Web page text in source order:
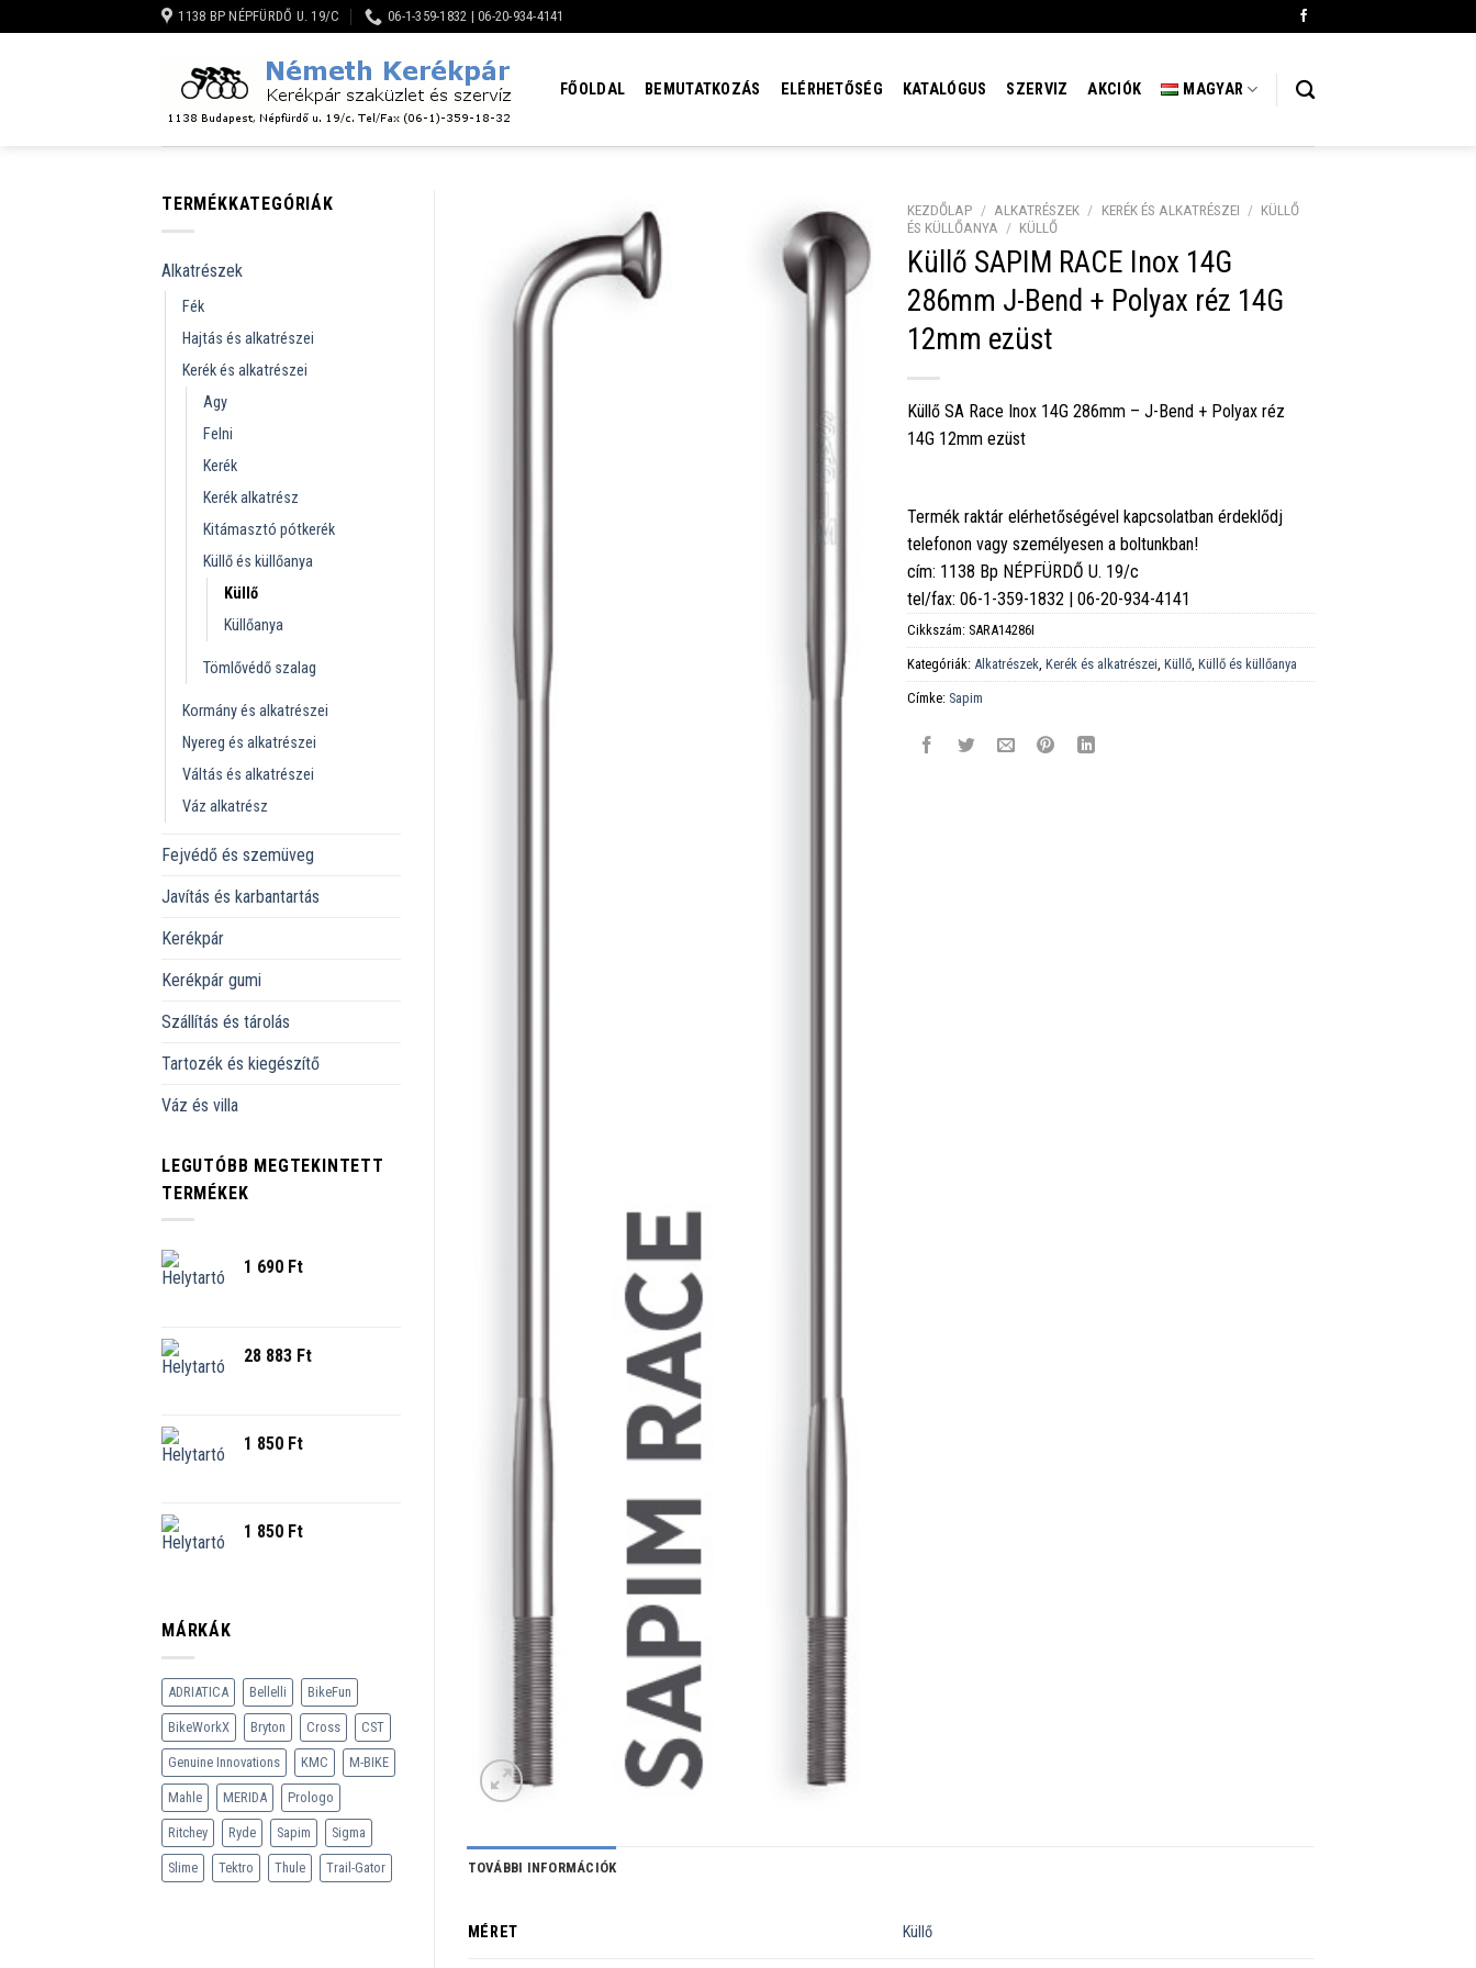
to
1138 BP NÉPFÜRDŐ U. 19/C 06-1-359-1832 | 06-20-934-4141
FŐOLDAL BEMUTATKOZÁS ELÉRHETŐSÉG KATALÓGUS SZERVIZ AKCIÓK MAGYAR
TERMÉKKATEGÓRIÁK
Alkatrészek
Fék
Hajtás és alkatrészei
Kerék és alkatrészei
Agy
Felni
Kerék
Kerék alkatrész
Kitámasztó pótkerék
Küllő és küllőanya
Küllő
Küllőanya
Tömlővédő szalag
Kormány és alkatrészei
Nyereg és alkatrészei
Váltás és alkatrészei
Váz alkatrész
Fejvédő és szemüveg
Javítás és karbantartás
Kerékpár
Kerékpár gumi
Szállítás és tárolás
Tartozék és kiegészítő
Váz és villa
LEGUTÓBB MEGTEKINTETT
TERMÉKEK
1 690 Ft
28 883 Ft
1 850 Ft
1 850 Ft
MÁRKÁK
ADRIATICA Bellelli BikeFun
BikeWorkX Bryton Cross CST
Genuine Innovations KMC M-BIKE
Mahle MERIDA Prologo
Ritchey Ryde Sapim Sigma
Slime Tektro Thule Trail-Gator
KEZDŐLAP / ALKATRÉSZEK / KERÉK ÉS ALKATRÉSZEI / KÜLLŐ
ÉS KÜLLŐANYA / KÜLLŐ
Küllő SAPIM RACE Inox 14G
286mm J-Bend + Polyax réz 14G
12mm ezüst
Küllő SA Race Inox 14G 286mm – J-Bend + Polyax réz
14G 12mm ezüst
Termék raktár elérhetőségével kapcsolatban érdeklődj
telefonon vagy személyesen a boltunkban!
cím: 1138 Bp NÉPFÜRDŐ U. 19/c
tel/fax: 06-1-359-1832 | 06-20-934-4141
Cikkszám:SARA14286I
Kategóriák: Alkatrészek ,Kerék és alkatrészei ,Küllő ,Küllő és küllőanya
Címke: Sapim
TOVÁBBI INFORMÁCIÓK
MÉRET Küllő